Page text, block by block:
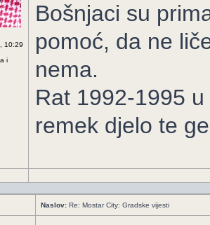
10:29
i
Bošnjaci su
pomoć, da ne
nema.
Rat 1992-1995
remek djelo te
Naslov: Re: Mostar City: Gradske vijesti